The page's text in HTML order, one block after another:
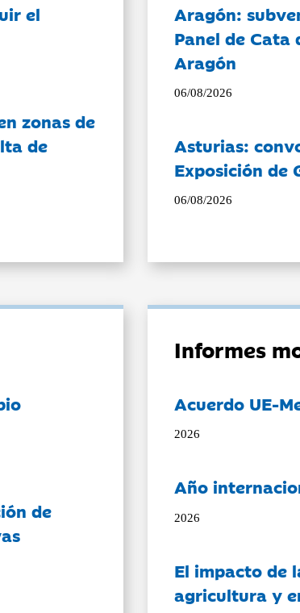
el
zonas de
de
Aragón:
Panel de Cata
Aragón
06/08/2026
Asturias:
Exposición de
06/08/2026
de
Informes
Acuerdo UE-
2026
Año
2026
El impacto de
agricultura y